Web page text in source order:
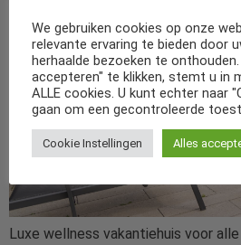
Luxe wellness vakantiehuis voor
We gebruiken cookies op onze
relevante ervaring te bieden door
herhaalde bezoeken te
accepteren" te klikken, stemt u in
ALLE cookies. U kunt echter naar
gaan om een gecontroleerde
Cookie Instellingen Alles